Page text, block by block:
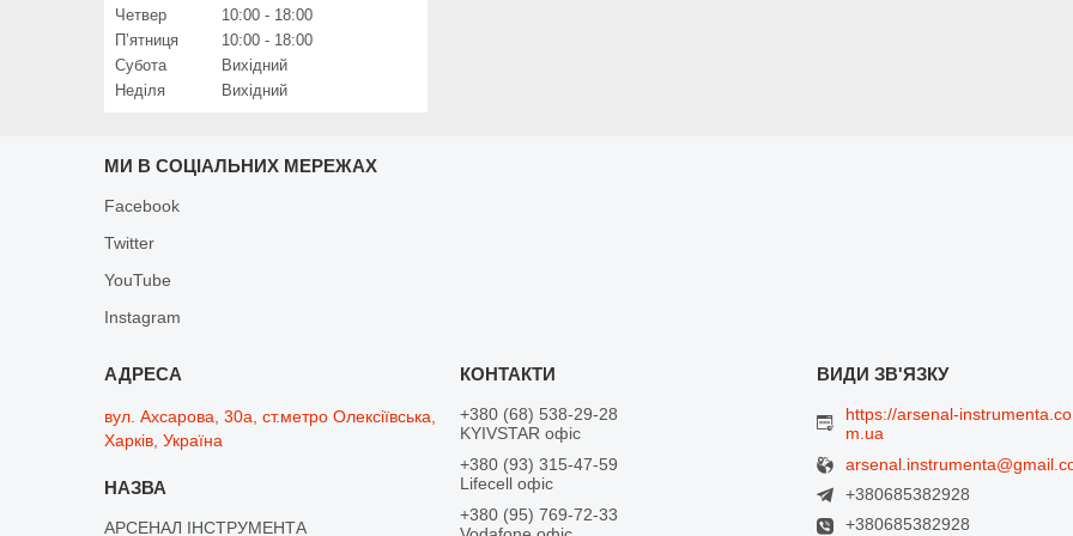
Четвер 10:00
18:00
Пʼятниця
10:00
18:00
Субота
Вихідний
Неділя
Вихідний
МИ В СОЦІАЛЬНИХ МЕРЕЖАХ
Facebook
Twitter
YouTube
Instagram
вул. Ахсарова, 30а, ст.метро Олексіївська,
Харків, Україна
АРСЕНАЛ ІНСТРУМЕНТА
+380 (68) 538-29-28
KYIVSTAR офіс
+380 (93) 315-47-59
Lifecell офіс
+380 (95) 769-72-33
https://arsenal-instrumenta.co
m.ua
+380685382928
+380685382928